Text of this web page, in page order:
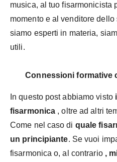
musica, al tuo fisarmonicista
momento e al venditore
siamo esperti in materia,
utili.
Connessioni formative
In questo post abbiamo visto
fisarmonica , oltre ad altri
Come nel caso di quale
un principiante. Se vuoi
fisarmonica o, al contrario ,